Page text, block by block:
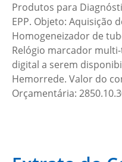
Produtos para
EPP. Objeto: Aquisição
Homogeneizador de
Relógio marcador
digital a serem
Hemorrede. Valor do
Orçamentária: